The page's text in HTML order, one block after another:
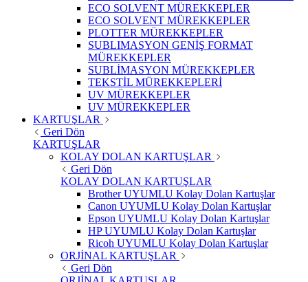
ECO SOLVENT MÜREKKEPLER
ECO SOLVENT MÜREKKEPLER
PLOTTER MÜREKKEPLER
SUBLIMASYON GENİŞ FORMAT
MÜREKKEPLER
SUBLİMASYON MÜREKKEPLER
TEKSTİL MÜREKKEPLERİ
UV MÜREKKEPLER
UV MÜREKKEPLER
KARTUŞLAR
Geri Dön
KARTUŞLAR
KOLAY DOLAN KARTUŞLAR
Geri Dön
KOLAY DOLAN KARTUŞLAR
Brother UYUMLU Kolay Dolan Kartuşlar
Canon UYUMLU Kolay Dolan Kartuşlar
Epson UYUMLU Kolay Dolan Kartuşlar
HP UYUMLU Kolay Dolan Kartuşlar
Ricoh UYUMLU Kolay Dolan Kartuşlar
ORJİNAL KARTUŞLAR
Geri Dön